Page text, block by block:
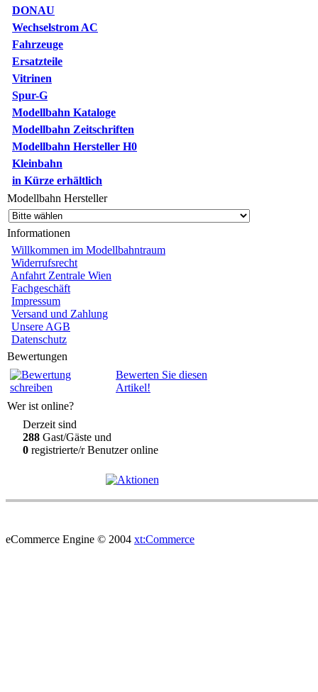
DONAU
Wechselstrom AC
Fahrzeuge
Ersatzteile
Vitrinen
Spur-G
Modellbahn Kataloge
Modellbahn Zeitschriften
Modellbahn Hersteller H0
Kleinbahn
in Kürze erhältlich
Modellbahn Hersteller
Informationen
Willkommen im Modellbahntraum
Widerrufsrecht
Anfahrt Zentrale Wien
Fachgeschäft
Impressum
Versand und Zahlung
Unsere AGB
Datenschutz
Bewertungen
Bewerten Sie diesen
Artikel!
Wer ist online?
Derzeit sind
288 Gast/Gäste und
0 registrierte/r Benutzer online
eCommerce Engine © 2004 xt:Commerce